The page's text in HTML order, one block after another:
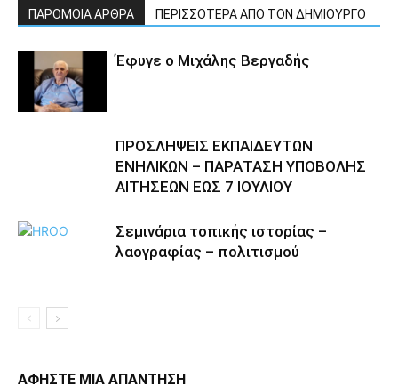
ΠΑΡΟΜΟΙΑ ΑΡΘΡΑ ΠΕΡΙΣΣΟΤΕΡΑ ΑΠΟ ΤΟΝ ΔΗΜΙΟΥΡΓΟ
Έφυγε ο Μιχάλης Βεργαδής
ΠΡΟΣΛΗΨΕΙΣ ΕΚΠΑΙΔΕΥΤΩΝ
ΕΝΗΛΙΚΩΝ – ΠΑΡΑΤΑΣΗ ΥΠΟΒΟΛΗΣ
ΑΙΤΗΣΕΩΝ ΕΩΣ 7 ΙΟΥΛΙΟΥ
Σεμινάρια τοπικής ιστορίας –
λαογραφίας – πολιτισμού
ΑΦΗΣΤΕ ΜΙΑ ΑΠΑΝΤΗΣΗ